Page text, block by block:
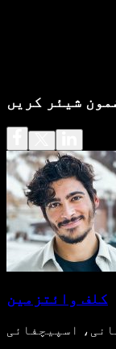
شیئر کریں
کلف وائتزمین
اسپیچفائی